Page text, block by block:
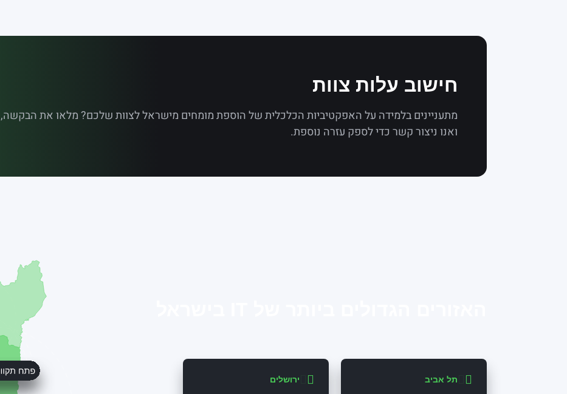
חישוב עלות צוות
מתעניינים בלמידה על האפקטיביות הכלכלית של הוספת מומחים מישראל לצוות שלכם? מלאו את הבקשה,
ואנו ניצור קשר כדי לספק עזרה נוספת.
תל אביב ירושלים